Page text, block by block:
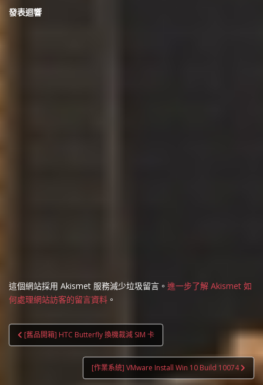
發表迴響
這個網站採用 Akismet 服務減少垃圾留言。 進一步了解 Akismet 如
何處理網站訪客的留言資料 。
文
章
[舊品開箱] HTC Butterfly 換機裁減 SIM 卡
[作業系統] VMware Install Win 10 Build 10074